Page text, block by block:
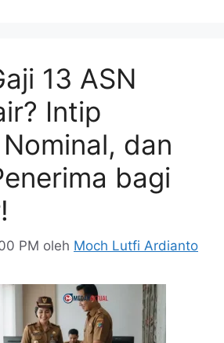
13 ASN
Intip
dan
bagi
PM oleh Moch Lutfi Ardianto